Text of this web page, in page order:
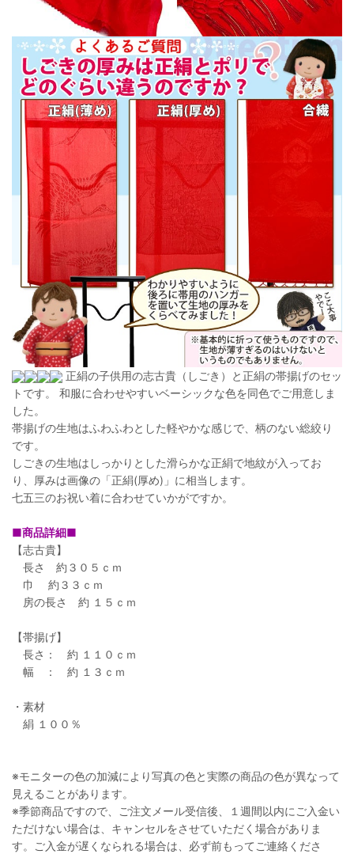
正絹の子供用の志古貴（しごき）と正絹の帯揚げのセッ
トです。 和服に合わせやすいベーシックな色を同色でご用意しま
した。
帯揚げの生地はふわふわとした軽やかな感じで、柄のない総絞り
です。
しごきの生地はしっかりとした滑らかな正絹で地紋が入ってお
り、厚みは画像の「正絹(厚め)」に相当します。
七五三のお祝い着に合わせていかがですか。
■商品詳細■
【志古貴】
長さ 約３０５ｃｍ
巾 約３３ｃｍ
房の長さ 約 １５ｃｍ
【帯揚げ】
長さ： 約 １１０ｃｍ
幅 ： 約 １３ｃｍ
・素材
絹 １００％
※モニターの色の加減により写真の色と実際の商品の色が異なって
見えることがあります。
※季節商品ですので、ご注文メール受信後、１週間以内にご入金い
ただけない場合は、キャンセルをさせていただく場合がありま
す。ご入金が遅くなられる場合は、必ず前もってご連絡くださ